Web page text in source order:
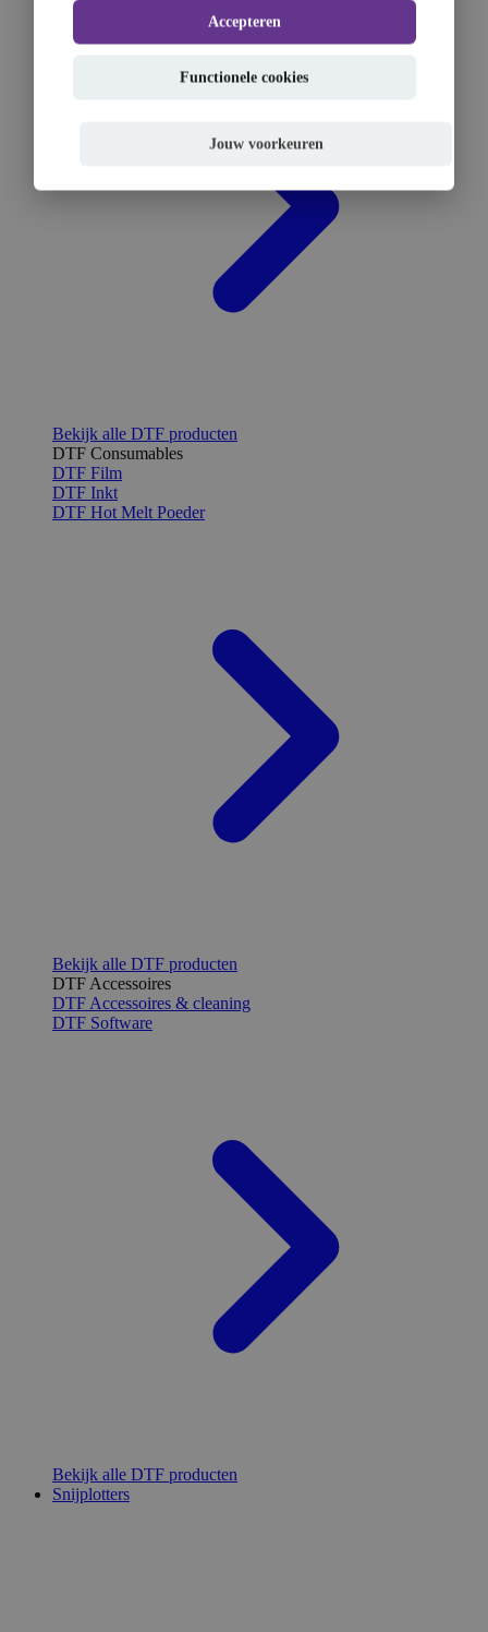
Bekijk alle DTF producten
DTF Consumables
DTF Film
DTF Inkt
DTF Hot Melt Poeder
Bekijk alle DTF producten
DTF Accessoires
DTF Accessoires & cleaning
DTF Software
Bekijk alle DTF producten
Snijplotters
Accepteren
Functionele cookies
Jouw voorkeuren